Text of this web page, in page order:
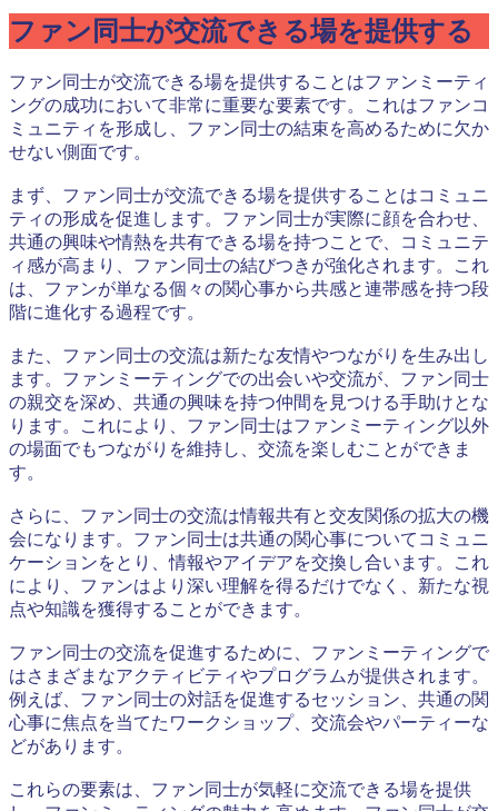
ファン同士が交流できる場を提供する
ファン同士が交流できる場を提供することはファンミーティ
ングの成功において非常に重要な要素です。これはファンコ
ミュニティを形成し、ファン同士の結束を高めるために欠か
せない側面です。
まず、ファン同士が交流できる場を提供することはコミュニ
ティの形成を促進します。ファン同士が実際に顔を合わせ、
共通の興味や情熱を共有できる場を持つことで、コミュニテ
ィ感が高まり、ファン同士の結びつきが強化されます。これ
は、ファンが単なる個々の関心事から共感と連帯感を持つ段
階に進化する過程です。
また、ファン同士の交流は新たな友情やつながりを生み出し
ます。ファンミーティングでの出会いや交流が、ファン同士
の親交を深め、共通の興味を持つ仲間を見つける手助けとな
ります。これにより、ファン同士はファンミーティング以外
の場面でもつながりを維持し、交流を楽しむことができま
す。
さらに、ファン同士の交流は情報共有と交友関係の拡大の機
会になります。ファン同士は共通の関心事についてコミュニ
ケーションをとり、情報やアイデアを交換し合います。これ
により、ファンはより深い理解を得るだけでなく、新たな視
点や知識を獲得することができます。
ファン同士の交流を促進するために、ファンミーティングで
はさまざまなアクティビティやプログラムが提供されます。
例えば、ファン同士の対話を促進するセッション、共通の関
心事に焦点を当てたワークショップ、交流会やパーティーな
どがあります。
これらの要素は、ファン同士が気軽に交流できる場を提供